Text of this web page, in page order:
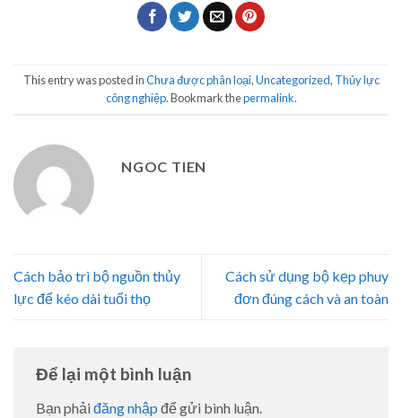
This entry was posted inChưa được phân loại,Uncategorized, Thủy lực
công nghiệp. Bookmark thepermalink.
NGOC TIEN
Cách bảo trì bộ nguồn thủy
lực để kéo dài tuổi thọ
Cách sử dụng bộ kẹp phuy
đơn đúng cách và an toàn
Để lại một bình luận
Bạn phải đăng nhập để gửi bình luận.